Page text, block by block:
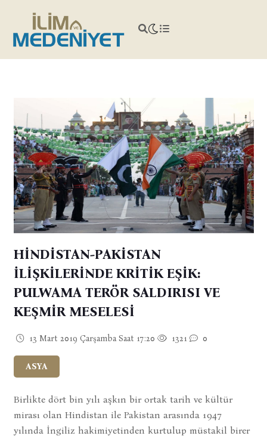
HİNDİSTAN-PAKİSTAN
İLİŞKİLERİNDE KRİTİK EŞİK:
PULWAMA TERÖR SALDIRISI VE
KEŞMİR MESELESİ
13 Mart 2019 Çarşamba Saat 17:20 1321 0
ASYA
Birlikte dört bin yılı aşkın bir ortak tarih ve kültür
mirası olan Hindistan ile Pakistan arasında 1947
yılında İngiliz hakimiyetinden kurtulup müstakil birer